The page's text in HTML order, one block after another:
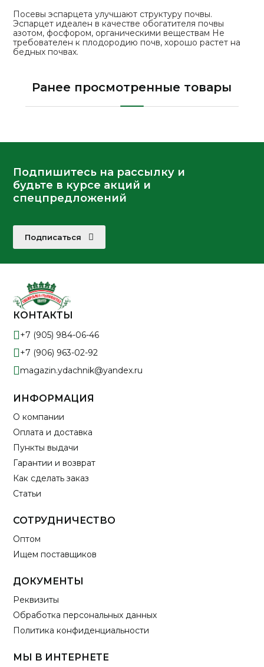
Посевы эспарцета улучшают структуру почвы.
Эспарцет идеален в качестве обогатителя почвы
азотом, фосфором, органическими веществам Не
требователен к плодородию почв, хорошо растет на
бедных почвах.
Ранее просмотренные товары
Подпишитесь на рассылку и
будьте в курсе акций и
спецпредложений
Подписаться
КОНТАКТЫ
+7 (905) 984-06-46
+7 (906) 963-02-92
magazin.ydachnik@yandex.ru
ИНФОРМАЦИЯ
О компании
Оплата и доставка
Пункты выдачи
Гарантии и возврат
Как сделать заказ
Статьи
СОТРУДНИЧЕСТВО
Оптом
Ищем поставщиков
ДОКУМЕНТЫ
Реквизиты
Обработка персональных данных
Политика конфиденциальности
МЫ В ИНТЕРНЕТЕ